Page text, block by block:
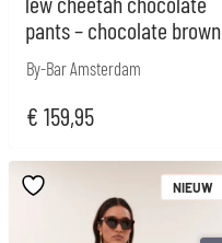
pants – chocolate brown
By-Bar Amsterdam
€ 159,95
NIEUW